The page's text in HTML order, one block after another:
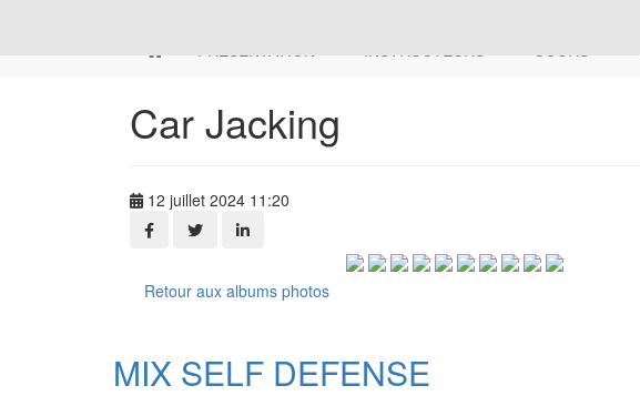
PRESENTATION
INSTRUCTEURS COURS
Car Jacking
12 juillet 2024 11:20
Retour aux albums photos
MIX SELF DEFENSE